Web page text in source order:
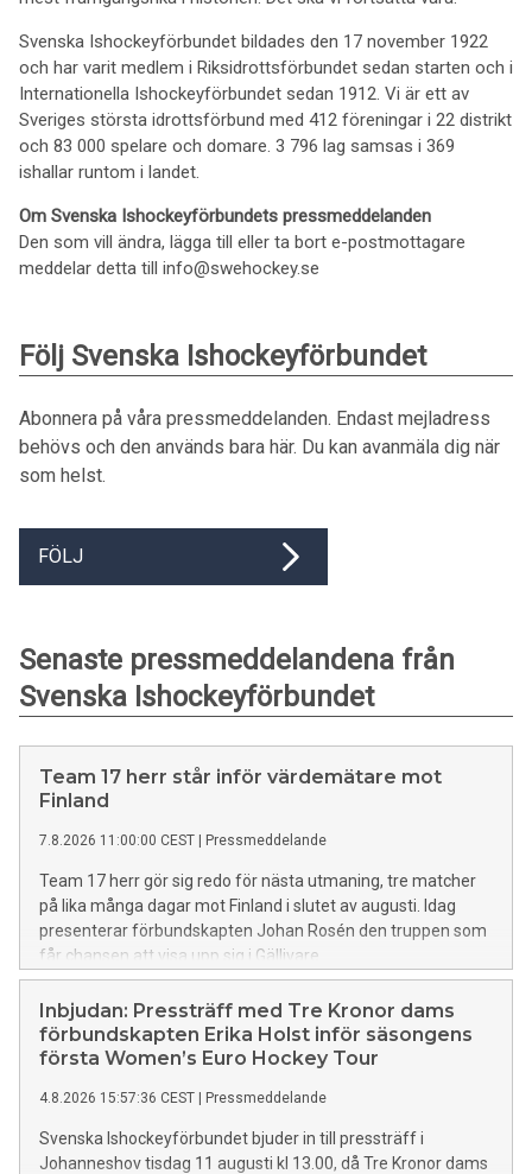
Svenska Ishockeyförbundet bildades den 17 november 1922
och har varit medlem i Riksidrottsförbundet sedan starten och i
Internationella Ishockeyförbundet sedan 1912. Vi är ett av
Sveriges största idrottsförbund med 412 föreningar i 22 distrikt
och 83 000 spelare och domare. 3 796 lag samsas i 369
ishallar runtom i landet.
Om Svenska Ishockeyförbundets pressmeddelanden
Den som vill ändra, lägga till eller ta bort e-postmottagare
meddelar detta till info@swehockey.se
Följ Svenska Ishockeyförbundet
Abonnera på våra pressmeddelanden. Endast mejladress
behövs och den används bara här. Du kan avanmäla dig när
som helst.
FÖLJ
Senaste pressmeddelandena från
Svenska Ishockeyförbundet
Team 17 herr står inför värdemätare mot
Finland
7.8.2026 11:00:00 CEST Pressmeddelande
Team 17 herr gör sig redo för nästa utmaning, tre matcher
på lika många dagar mot Finland i slutet av augusti. Idag
presenterar förbundskapten Johan Rosén den truppen som
får chansen att visa upp sig i Gällivare.
Inbjudan: Pressträff med Tre Kronor dams
förbundskapten Erika Holst inför säsongens
första Women’s Euro Hockey Tour
4.8.2026 15:57:36 CEST Pressmeddelande
Svenska Ishockeyförbundet bjuder in till pressträff i
Johanneshov tisdag 11 augusti kl 13.00, då Tre Kronor dams